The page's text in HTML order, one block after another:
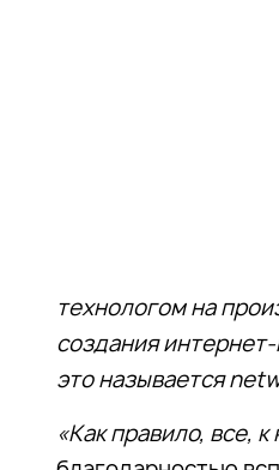
технологом на
создания
это называется
«Как правило, все,